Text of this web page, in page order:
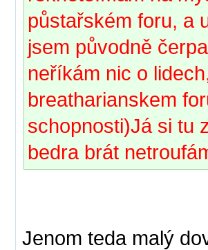
půstařském foru, a
jsem původně
neříkám nic o
breatharianskem
schopnosti)Já si tu
bedra brát
Jenom teda malý